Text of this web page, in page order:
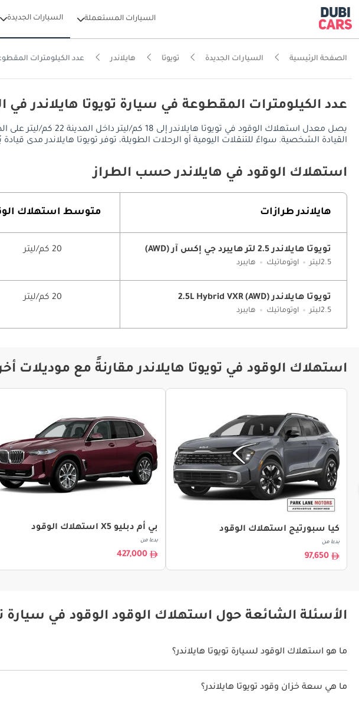
السيارات المستعملة السيارات الجديدة
الصفحة الرئيسية السيارات الجديدة تويوتا هايلاندر عدد الكيلومترات
عدد الكيلومترات المقطوعة في سيارة تويوتا هايلاندر في
يصل معدل استهلاك
القيادة الشخصية. سواءً للتنقلات اليومية أو الرحلات الطويلة، توفر تويوتا هايلاندر مدى قيادة يُقدر بـ 1170 كم في المدينة، ويصل إلى 1430 كم على الطرق السريعة، مع خزان وقود
استهلاك الوقود في هايلاندر حسب الطراز
هايلاندر طرازات متوسط ​​استهلاك
تويوتا هايلاندر 2.5 لتر هايبرد جي إكس آر (AWD)
2.5ليتر اوتوماتيك هايبرد
20 كم/ليتر
تويوتا هايلاندر 2.5L Hybrid VXR (AWD)
2.5ليتر اوتوماتيك هايبرد
20 كم/ليتر
استهلاك الوقود في تويوتا هايلاندر مقارنةً مع موديلات
كيا سبورتيج استهلاك الوقود
بدءا من
97,650
بي أم دبليو X5 استهلاك الوقود
بدءا من
427,000
الأسئلة الشائعة حول استهلاك الوقود الوقود في سيارة
ما هو استهلاك الوقود لسيارة تويوتا هايلاندر؟
يتراوح استهلاك الوقود لسيارة تويوتا هايلاندر بين 18 كم/ليتر.
ما هي سعة خزان وقود تويوتا هايلاندر؟